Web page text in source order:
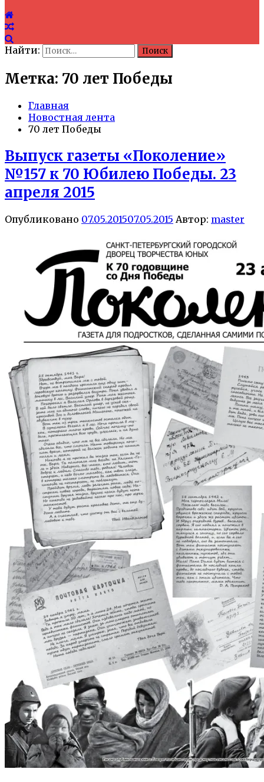
Найти:
Метка: 70 лет Победы
Главная
Новостная лента
70 лет Победы
Выпуск газеты «Поколение»
№157 к 70 Юбилею Победы. 23
апреля 2015
Опубликовано 07.05.201507.05.2015 Автор: master